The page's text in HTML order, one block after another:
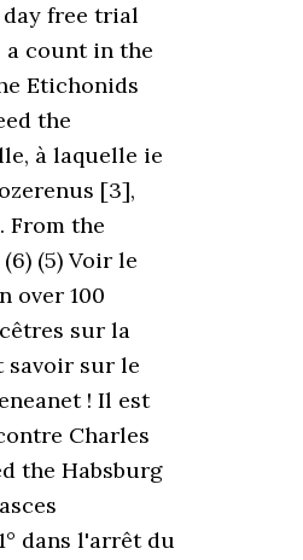
day free trial
a count in the
Etichonids
the
à laquelle ie
[3],
From the
(5) Voir le
over 100
sur la
savoir sur le
! Il est
Charles
the Habsburg
dans l'arrêt du